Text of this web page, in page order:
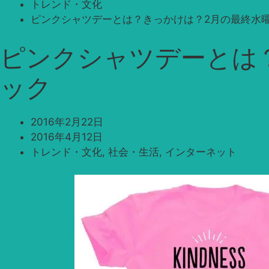
トレンド・文化
ピンクシャツデーとは？きっかけは？2月の最終水
ピンクシャツデーと
ック
2016年2月22日
2016年4月12日
トレンド・文化, 社会・生活, インターネット